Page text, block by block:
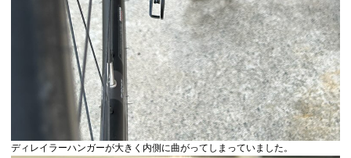
ディレイラーハンガーが大きく内側に曲がってしまっていました。